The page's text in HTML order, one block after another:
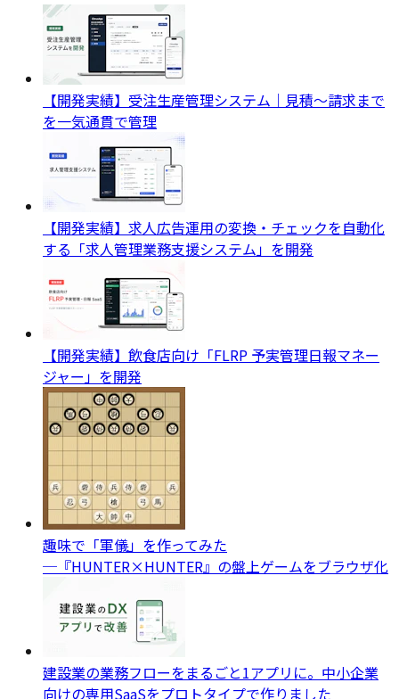
【開発実績】受注生産管理システム｜見積〜請求まで
を一気通貫で管理
【開発実績】求人広告運用の変換・チェックを自動化
する「求人管理業務支援システム」を開発
【開発実績】飲食店向け「FLRP 予実管理日報マネー
ジャー」を開発
趣味で「軍儀」を作ってみた
─『HUNTER×HUNTER』の盤上ゲームをブラウザ化
建設業の業務フローをまるごと1アプリに。中小企業
向けの専用SaaSをプロトタイプで作りました